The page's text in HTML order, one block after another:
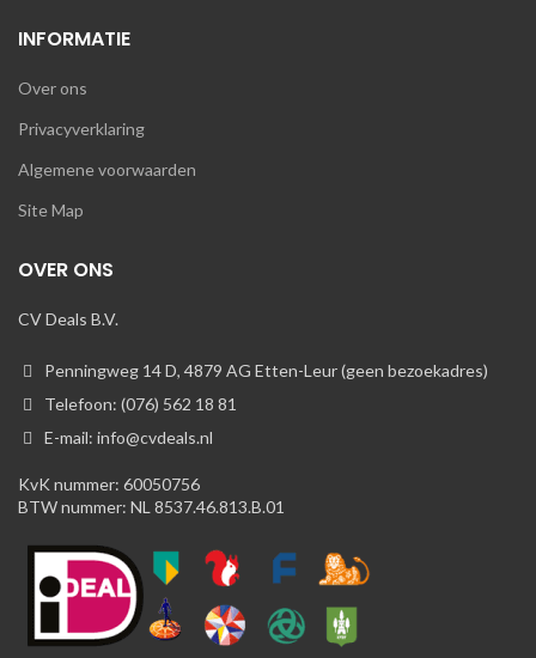
INFORMATIE
Over ons
Privacyverklaring
Algemene voorwaarden
Site Map
OVER ONS
CV Deals B.V.
Penningweg 14 D, 4879 AG Etten-Leur (geen bezoekadres)
Telefoon: (076) 562 18 81
E-mail: info@cvdeals.nl
KvK nummer: 60050756
BTW nummer: NL 8537.46.813.B.01